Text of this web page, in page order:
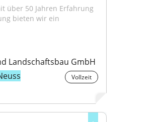
über 50 Jahren Erfahrung
bieten wir ein
Landschaftsbau GmbH
Vollzeit